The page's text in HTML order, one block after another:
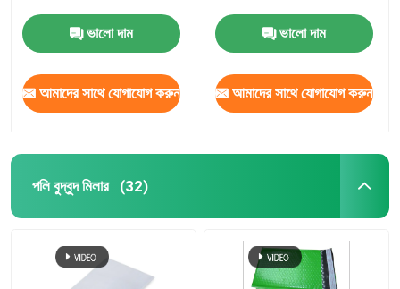
ভালো দাম
আমাদের সাথে যোগাযোগ করুন
ভালো দাম
আমাদের সাথে যোগাযোগ করুন
পলি বুদ্বুদ মিলার (32)